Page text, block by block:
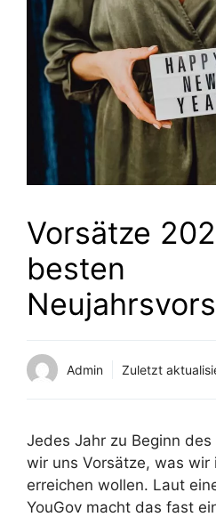
Vorsätze
besten
Admin Zuletzt
Jedes Jahr zu Beginn
wir uns Vorsätze, was wir
erreichen wollen. Laut
YouGov macht das fast